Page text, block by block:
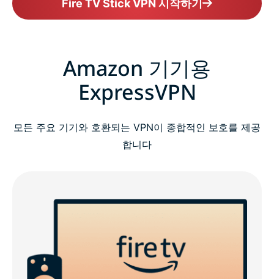
Fire TV Stick VPN 시작하기
Amazon 기기용
ExpressVPN
모든 주요 기기와 호환되는 VPN이 종합적인 보호를 제공
합니다